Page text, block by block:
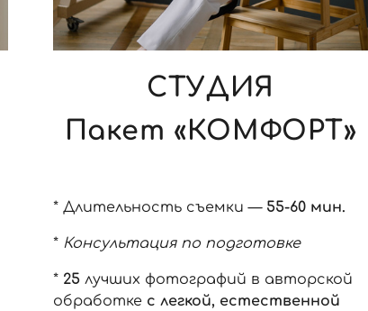
СТУДИЯ
Пакет «КОМФОРТ»
* Длительность съемки — 55-60 мин.
* Консультация по подготовке
* 25 лучших фотографий в авторской
обработке с легкой, естественной